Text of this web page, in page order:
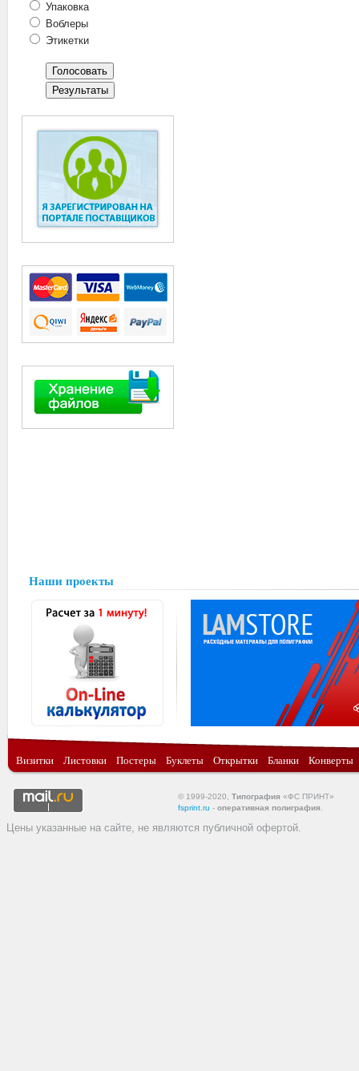
Упаковка
Воблеры
Этикетки
Наши проекты
Визитки Листовки Постеры Буклеты Открытки Бланки Конверты
© 1999-2020, Типография «ФС ПРИНТ»
fsprint.ru - оперативная полиграфия
Цены указанные на сайте, не являются публичной офертой.